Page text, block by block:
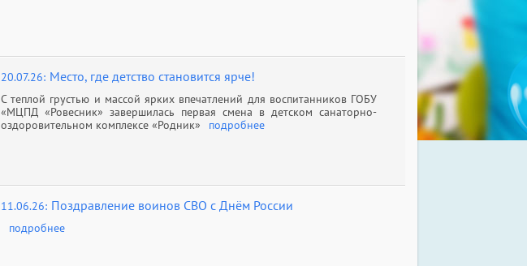
20.07.26: Место, где детство становится ярче!
С теплой грустью и массой ярких впечатлений для воспитанников ГОБУ
«МЦПД «Ровесник» завершилась первая смена в детском санаторно-
оздоровительном комплексе «Родник»
подробнее
11.06.26: Поздравление воинов СВО с Днём России
подробнее